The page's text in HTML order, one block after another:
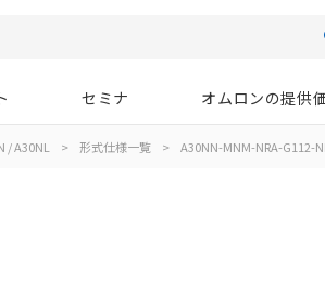
セミナ オムロンの提供
/ A30NL > 形式仕様一覧 > A30NN-MNM-NRA-G112-